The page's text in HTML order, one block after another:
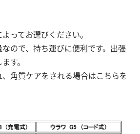
ってお選びください。
ので、持ち運びに便利です。出張
す。
角質ケアをされる場合はこちらを